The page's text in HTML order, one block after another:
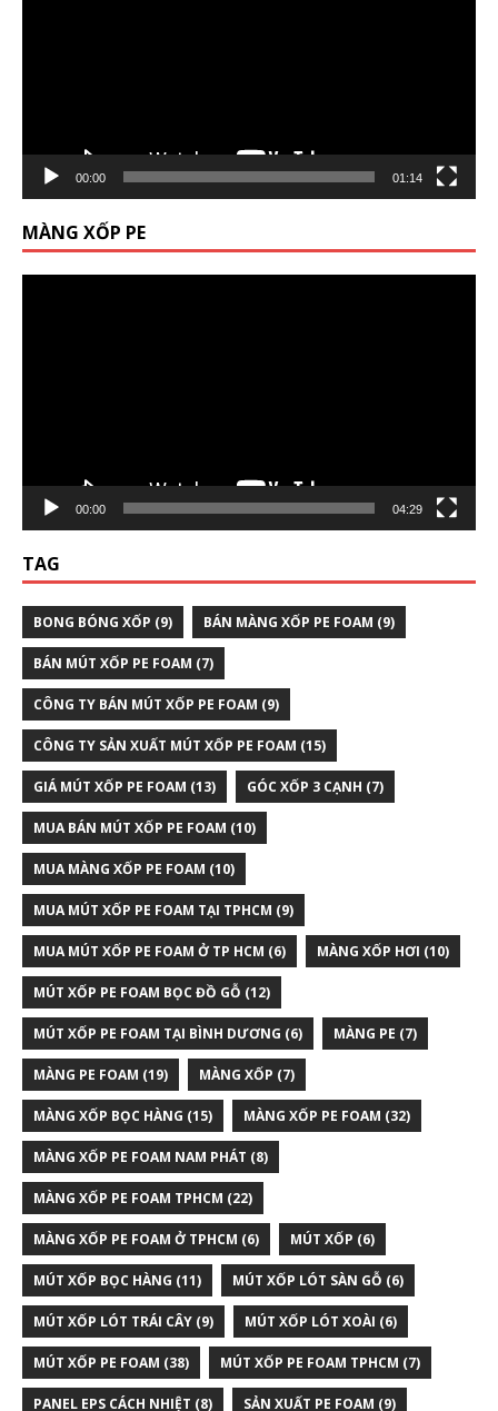
00:00 01:14
MÀNG XỐP PE
00:00 04:29
TAG
BONG BÓNG XỐP (9) BÁN MÀNG XỐP PE FOAM (9)
BÁN MÚT XỐP PE FOAM (7)
CÔNG TY BÁN MÚT XỐP PE FOAM (9)
CÔNG TY SẢN XUẤT MÚT XỐP PE FOAM (15)
GIÁ MÚT XỐP PE FOAM (13) GÓC XỐP 3 CẠNH (7)
MUA BÁN MÚT XỐP PE FOAM (10)
MUA MÀNG XỐP PE FOAM (10)
MUA MÚT XỐP PE FOAM TẠI TPHCM (9)
MUA MÚT XỐP PE FOAM Ở TP HCM (6) MÀNG XỐP HƠI (10)
MÚT XỐP PE FOAM BỌC ĐỒ GỖ (12)
MÚT XỐP PE FOAM TẠI BÌNH DƯƠNG (6) MÀNG PE (7)
MÀNG PE FOAM (19) MÀNG XỐP (7)
MÀNG XỐP BỌC HÀNG (15) MÀNG XỐP PE FOAM (32)
MÀNG XỐP PE FOAM NAM PHÁT (8)
MÀNG XỐP PE FOAM TPHCM (22)
MÀNG XỐP PE FOAM Ở TPHCM (6) MÚT XỐP (6)
MÚT XỐP BỌC HÀNG (11) MÚT XỐP LÓT SÀN GỖ (6)
MÚT XỐP LÓT TRÁI CÂY (9) MÚT XỐP LÓT XOÀI (6)
MÚT XỐP PE FOAM (38) MÚT XỐP PE FOAM TPHCM (7)
PANEL EPS CÁCH NHIỆT (8) SẢN XUẤT PE FOAM (9)